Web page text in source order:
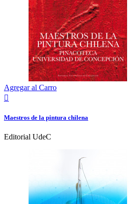
Agregar al Carro

Maestros de la pintura chilena
Editorial UdeC